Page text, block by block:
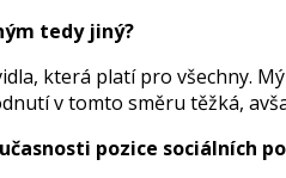
tedy jiný?
která platí pro všechny.
v tomto směru těžká,
pozice sociálních